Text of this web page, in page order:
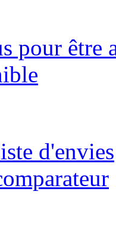
pour être
d'envies